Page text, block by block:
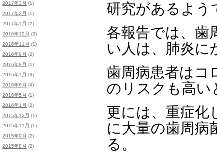
2017年3月 (1)
2017年2月 (1)
2017年1月 (2)
2016年12月 (2)
2016年11月 (1)
2016年9月 (2)
2016年8月 (1)
2016年7月 (3)
2016年6月 (4)
2016年5月 (1)
2016年1月 (2)
2015年12月 (1)
2015年11月 (1)
2015年9月 (2)
2015年8月 (2)
研究があるよう
各報告では、歯
い人は、肺炎に
歯周病患者はコ
のリスクも高い
更には、重症化
に大量の歯周病
る。